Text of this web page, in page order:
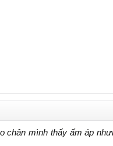
mình thấy ấm áp